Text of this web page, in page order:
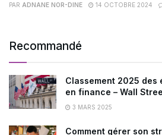
PAR ADNANE NOR-DINE 14 OCTOBRE 2024
Recommandé
Classement 2025 des
en finance – Wall
3 MARS 2025
Comment gérer son